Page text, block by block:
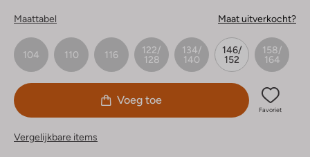
Maattabel Maat uitverkocht?
104 110 116
122/
128
134/
140
146/
152
158/
164
Voeg toe
Favoriet
Vergelijkbare items